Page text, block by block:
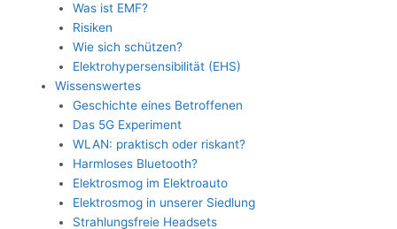
Was ist EMF?
Risiken
Wie sich schützen?
Elektrohypersensibilität (EHS)
Wissenswertes
Geschichte eines Betroffenen
Das 5G Experiment
WLAN: praktisch oder riskant?
Harmloses Bluetooth?
Elektrosmog im Elektroauto
Elektrosmog in unserer Siedlung
Strahlungsfreie Headsets